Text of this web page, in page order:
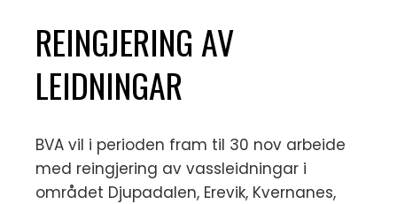
REINGJERING AV
LEIDNINGAR
BVA vil i perioden fram til 30 nov arbeide
med reingjering av vassleidningar i
området Djupadalen, Erevik, Kvernanes,